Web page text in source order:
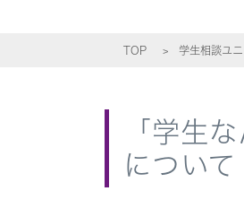
TOP 学生相談ユ
「学生
について